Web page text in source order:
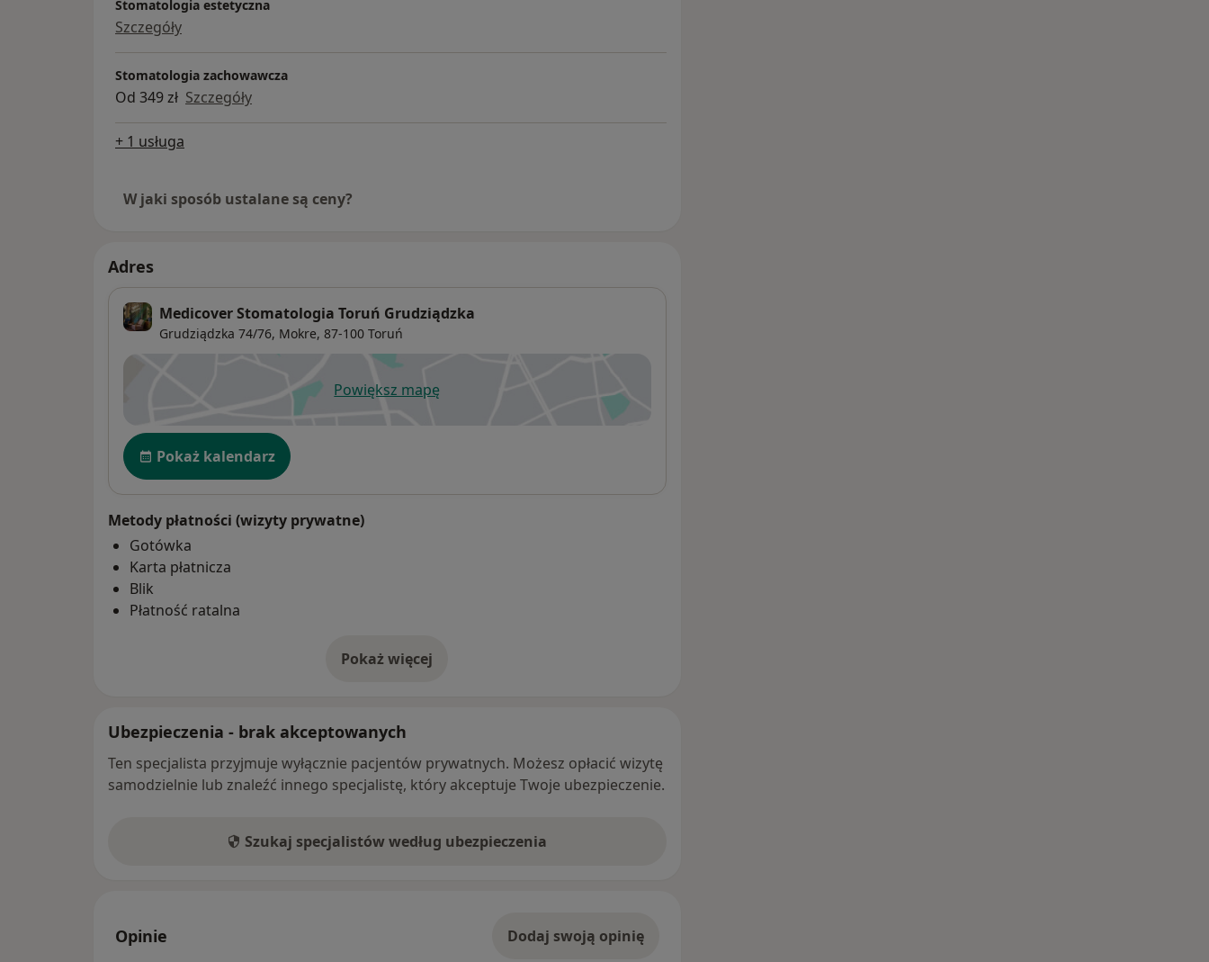
Stomatologia estetyczna
Szczegóły
Stomatologia zachowawcza
Od 349 zł Szczegóły
+ 1 usługa
W jaki sposób ustalane są ceny?
Adres
Medicover Stomatologia Toruń Grudziądzka
Grudziądzka 74/76, Mokre, 87-100 Toruń
Powiększ mapęotwiera się w nowej karcie
Dostępność
Pokaż kalendarz
Metody płatności (wizyty prywatne)
Gotówka
Karta płatnicza
Blik
Płatność ratalna
Pokaż więcej
o adresie
Ubezpieczenia - brak akceptowanych
Ten specjalista przyjmuje wyłącznie pacjentów prywatnych. Możesz opłacić wizytę
samodzielnie lub znaleźć innego specjalistę, który akceptuje Twoje ubezpieczenie.
Szukaj specjalistów według ubezpieczenia
Opinie Dodaj swoją opinię